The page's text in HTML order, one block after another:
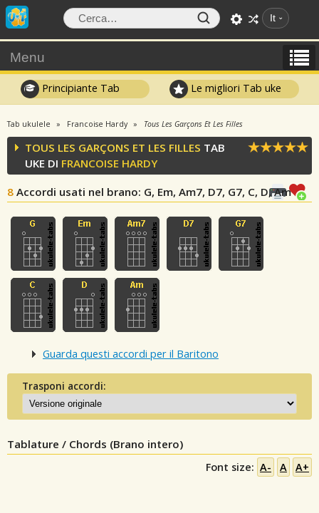
It
Menu
Principiante Tab Le migliori Tab uke
Tab ukulele Francoise Hardy Tous Les Garçons Et Les Filles
TOUS LES GARÇONS ET LES FILLES TAB
UKE DI FRANCOISE HARDY
8 Accordi usati nel brano: G, Em, Am7, D7, G7, C, D, Am
Guarda questi accordi per il Baritono
Trasponi accordi:
Tablature / Chords (Brano intero)
Font size: A- A A+